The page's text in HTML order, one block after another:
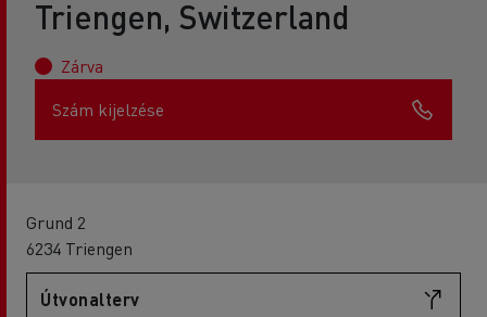
Triengen, Switzerland
Zárva
Szám kijelzése
Grund 2
6234 Triengen
Útvonalterv